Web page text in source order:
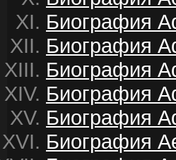
Биография
Биография
Биография
Биография
Биография
Биография